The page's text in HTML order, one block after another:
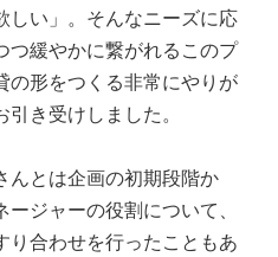
しい」。そんなニーズに応
つ緩やかに繋がれるこのプ
の形をつくる非常にやりが
き受けしました。
んとは企画の初期段階か
ジャーの役割について、
り合わせを行ったこともあ